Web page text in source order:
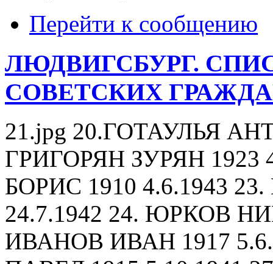
Перейти к сообщению
ЛЮДВИГСБУРГ.
СОВЕТСКИХ
21.jpg 20.ГОТАУЛЬЯ
ГРИГОРЯН ЗУРЯН 1923
БОРИС 1910 4.6.1943
24.7.1942 24. ЮРКОВ
ИВАНОВ ИВАН 1917